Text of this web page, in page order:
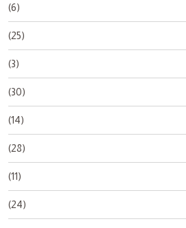
(6)
(25)
(3)
(30)
(14)
(28)
(11)
(24)